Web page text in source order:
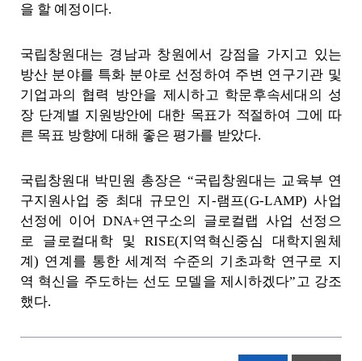
을 할 예정이다.
국립창원대는 경남과 창원에서 강점을 가지고 있는
방산 분야를 특화 분야로 선정하여 주변 연구기관 및
기업과의 협력 방안을 제시하고 학문후속세대의 성
장 단계별 지원방안에 대한 목표가 적절하여 그에 따
른 목표 방향에 대해 좋은 평가를 받았다.
국립창원대 박민원 총장은 “국립창원대는 교육부 연
구지원사업 중 최대 규모인 지 -램프(G-LAMP) 사업
선정에 이어 DNA+연구소의 글로컬랩 사업 선정으
로
글로컬대학 및 RISE(지역혁신중심 대학지원체
계) 연계를 통한 세계적 수준의 기 초과학 연구로 지
역 혁신을 주도하는 선도 모델을 제시하겠다”고 강조
했다.